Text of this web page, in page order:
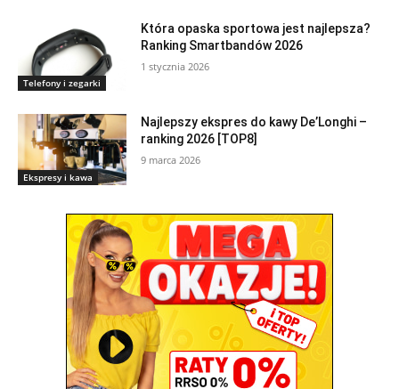
Telefony i zegarki
Która opaska sportowa jest najlepsza?
Ranking Smartbandów 2026
1 stycznia 2026
Ekspresy i kawa
Najlepszy ekspres do kawy De’Longhi –
ranking 2026 [TOP8]
9 marca 2026